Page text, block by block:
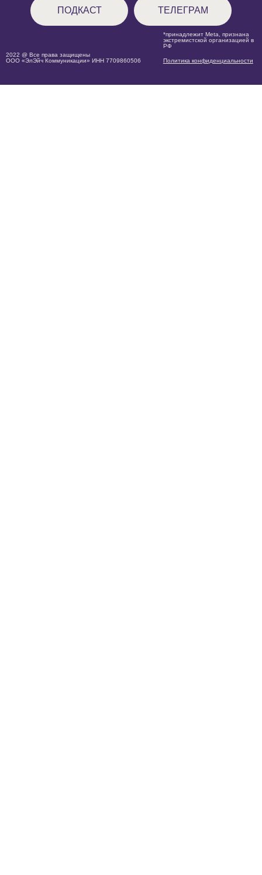
ПОДКАСТ ТЕЛЕГРАМ
2022 @ Все права защищены
ООО «ЭлЭйч Коммуникации» ИНН 7709860506
*принадлежит Meta, признана
экстремистской организацией в
РФ
Политика конфиденциальности